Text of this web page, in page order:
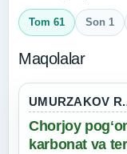
Tom 61 Son 1
Maqolalar
UMURZAKOV
Chorjoy
karbonat va